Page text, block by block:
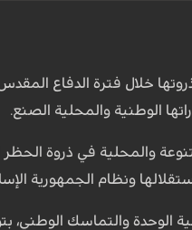
خلال فترة الدفاع
الوطنية والمحلية الصنع.
والمحلية في ذروة الحظر
ونظام الجمهورية
الوحدة والتماسك الوطني،